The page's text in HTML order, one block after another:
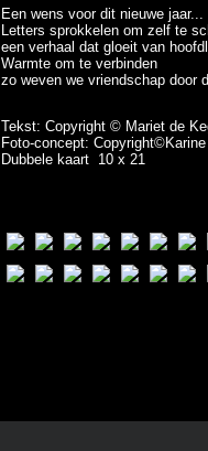
Een wens voor dit nieuwe jaar...
Letters sprokkelen om zelf te
een verhaal dat gloeit van
Warmte om te verbinden
zo weven we vriendschap door
Tekst: Copyright © Mariet de
Foto-concept:
Dubbele kaart 10 x 21